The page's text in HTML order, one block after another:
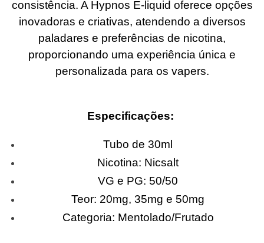
consistência. A Hypnos E-liquid oferece opções
inovadoras e criativas, atendendo a diversos
paladares e preferências de nicotina,
proporcionando uma experiência única e
personalizada para os vapers.
Especificações:
Tubo de 30ml
Nicotina: Nicsalt
VG e PG: 50/50
Teor: 20mg, 35mg e 50mg
Categoria: Mentolado/Frutado